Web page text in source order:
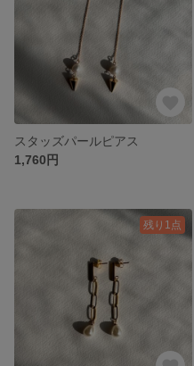
スタッズパールピアス
1,760円
残り1点